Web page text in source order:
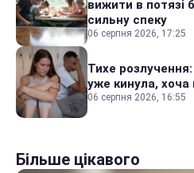
вижити в потязі
сильну спеку
06 серпня 2026, 17:25
Тихе
уже кинула,
06 серпня 2026, 16:55
Більше цікавого